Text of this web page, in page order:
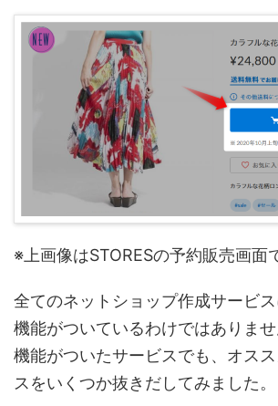
※上画像はSTORESの予約販売画面
全てのネットショップ作成サービ
機能がついているわけではありま
機能がついたサービスでも、オス
スをいくつか抜きだしてみました。